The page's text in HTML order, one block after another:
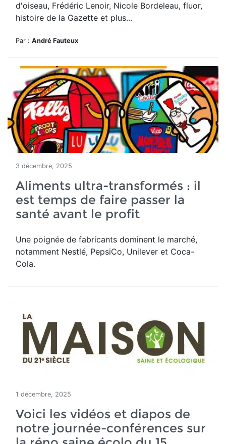
d'oiseau, Frédéric Lenoir, Nicole Bordeleau, fluor,
histoire de la Gazette et plus...
Par : André Fauteux
3 décembre, 2025
Aliments ultra-transformés : il
est temps de faire passer la
santé avant le profit
Une poignée de fabricants dominent le marché,
notamment Nestlé, PepsiCo, Unilever et Coca-
Cola.
1 décembre, 2025
Voici les vidéos et diapos de
notre journée-conférences sur